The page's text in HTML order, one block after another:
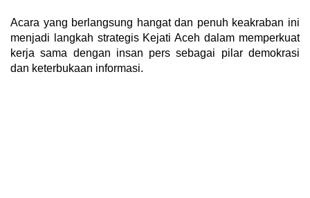
Acara yang berlangsung hangat dan penuh keakraban ini
menjadi langkah strategis Kejati Aceh dalam memperkuat
kerja sama dengan insan pers sebagai pilar demokrasi
dan keterbukaan informasi.